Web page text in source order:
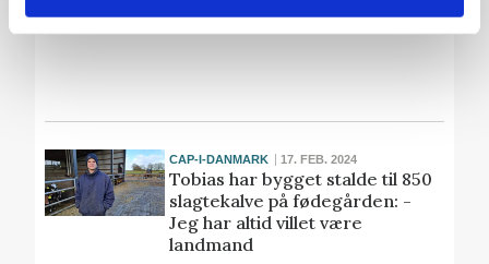
CAP-I-DANMARK 17. FEB. 2024
Tobias har bygget stalde til 850
slagtekalve på fødegården: -
Jeg har altid villet være
landmand